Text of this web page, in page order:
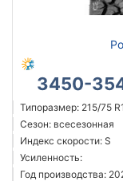
3450-
Типоразмер: 215/75
Сезон: всесезонная
Индекс скорости: S
Усиленность:
Год производства: